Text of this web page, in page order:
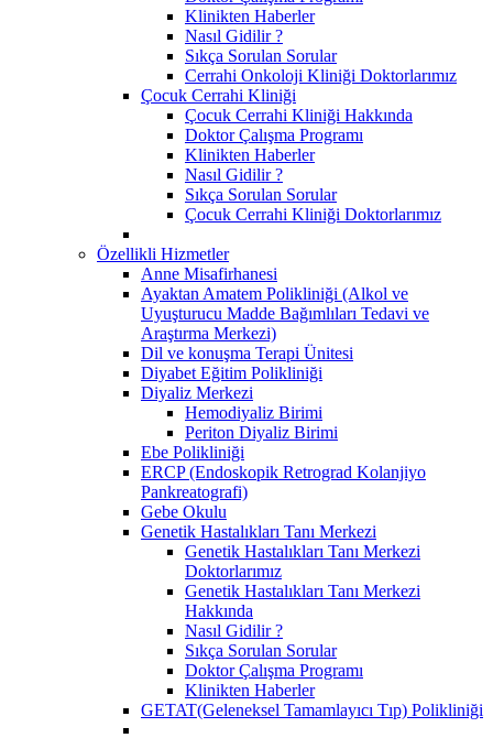
Klinikten Haberler
Nasıl Gidilir ?
Sıkça Sorulan Sorular
Cerrahi Onkoloji Kliniği Doktorlarımız
Çocuk Cerrahi Kliniği
Çocuk Cerrahi Kliniği Hakkında
Doktor Çalışma Programı
Klinikten Haberler
Nasıl Gidilir ?
Sıkça Sorulan Sorular
Çocuk Cerrahi Kliniği Doktorlarımız
Özellikli Hizmetler
Anne Misafirhanesi
Ayaktan Amatem Polikliniği (Alkol ve
Uyuşturucu Madde Bağımlıları Tedavi ve
Araştırma Merkezi)
Dil ve konuşma Terapi Ünitesi
Diyabet Eğitim Polikliniği
Diyaliz Merkezi
Hemodiyaliz Birimi
Periton Diyaliz Birimi
Ebe Polikliniği
ERCP (Endoskopik Retrograd Kolanjiyo
Pankreatografi)
Gebe Okulu
Genetik Hastalıkları Tanı Merkezi
Genetik Hastalıkları Tanı Merkezi
Doktorlarımız
Genetik Hastalıkları Tanı Merkezi
Hakkında
Nasıl Gidilir ?
Sıkça Sorulan Sorular
Doktor Çalışma Programı
Klinikten Haberler
GETAT(Geleneksel Tamamlayıcı Tıp) Polikliniği